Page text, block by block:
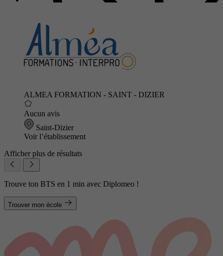
ALMEA FORMATION - SAINT - DIZIER
Aucun avis
Saint-Dizier
Voir l’établissement
Afficher plus de résultats
Trouve ton BTS en 1 min avec Diplomeo !
Trouver mon école